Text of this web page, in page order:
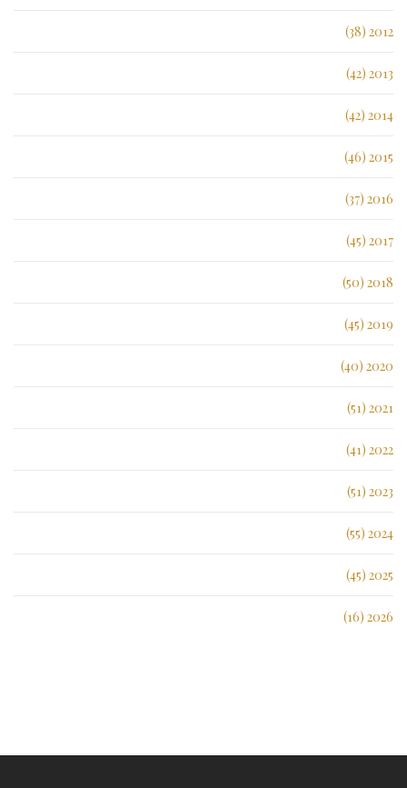
2012 (38)
2013 (42)
2014 (42)
2015 (46)
2016 (37)
2017 (45)
2018 (50)
2019 (45)
2020 (40)
2021 (51)
2022 (41)
2023 (51)
2024 (55)
2025 (45)
2026 (16)